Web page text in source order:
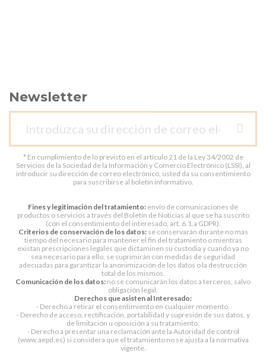
Newsletter
* En cumplimiento de lo previsto en el artículo 21 de la Ley 34/2002 de
Servicios de la Sociedad de la Información y Comercio Electrónico (LSSI), al
introducir su dirección de correo electrónico, usted da su consentimiento
para suscribirse al boletín informativo.
Fines y legitimación del tratamiento: envío de comunicaciones de
productos o servicios a través del Boletín de Noticias al que se ha suscrito
(con el consentimiento del interesado, art. 6.1.a GDPR).
Criterios de conservación de los datos:se conservarán durante no más
tiempo del necesario para mantener el fin del tratamiento o mientras
existan prescripciones legales que dictaminen su custodia y cuando ya no
sea necesario para ello, se suprimirán con medidas de seguridad
adecuadas para garantizar la anonimización de los datos o la destrucción
total de los mismos.
Comunicación de los datos: no se comunicarán los datos a terceros, salvo
obligación legal.
Derechos que asisten al Interesado:
- Derecho a retirar el consentimiento en cualquier momento.
- Derecho de acceso, rectificación, portabilidad y supresión de sus datos, y
de limitación u oposición a su tratamiento.
- Derecho a presentar una reclamación ante la Autoridad de control
(www.aepd.es) si considera que el tratamiento no se ajusta a la normativa
vigente.